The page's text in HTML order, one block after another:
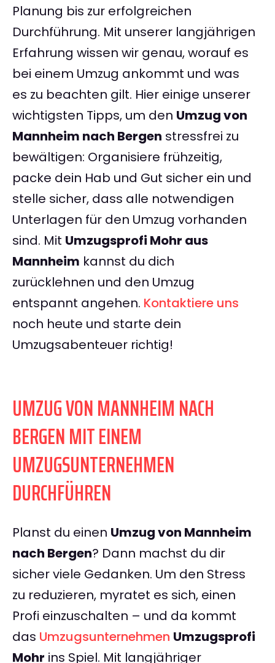
Planung bis zur erfolgreichen
Durchführung. Mit unserer langjährigen
Erfahrung wissen wir genau, worauf es
bei einem Umzug ankommt und was
es zu beachten gilt. Hier einige unserer
wichtigsten Tipps, um den Umzug von
Mannheim nach Bergen stressfrei zu
bewältigen: Organisiere frühzeitig,
packe dein Hab und Gut sicher ein und
stelle sicher, dass alle notwendigen
Unterlagen für den Umzug vorhanden
sind. Mit Umzugsprofi Mohr aus
Mannheim kannst du dich
zurücklehnen und den Umzug
entspannt angehen. Kontaktiere uns
noch heute und starte dein
Umzugsabenteuer richtig!
UMZUG VON MANNHEIM NACH
BERGEN MIT EINEM
UMZUGSUNTERNEHMEN
DURCHFÜHREN
Planst du einen Umzug von Mannheim
nach Bergen? Dann machst du dir
sicher viele Gedanken. Um den Stress
zu reduzieren, myratet es sich, einen
Profi einzuschalten – und da kommt
das Umzugsunternehmen Umzugsprofi
Mohr ins Spiel. Mit langjähriger